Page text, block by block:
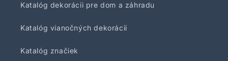
Katalóg dekorácii pre dom a záhradu
Katalóg vianočných dekorácii
Katalóg značiek